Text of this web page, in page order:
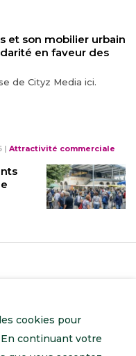
et son mobilier urbain
en faveur des
de Cityz Media ici.
| Attractivité commerciale
cookies pour
continuant votre